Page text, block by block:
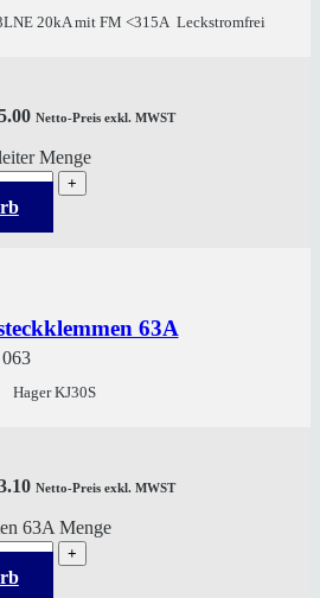
20kA mit FM <315A Leckstromfrei
Netto-Preis exkl. MWST
Menge
63A
Hager KJ30S
Netto-Preis exkl. MWST
63A Menge